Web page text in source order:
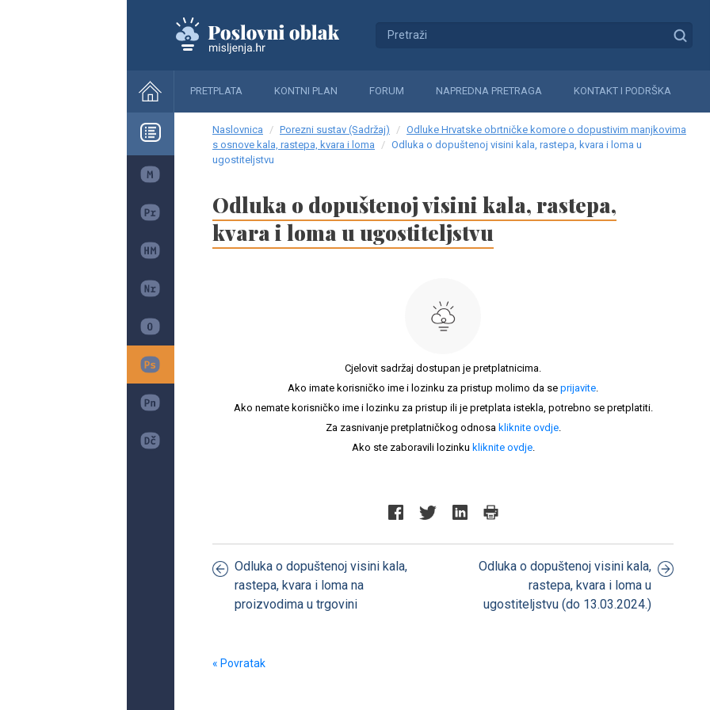
PRETPLATA KONTNI PLAN FORUM NAPREDNA PRETRAGA KONTAKT I PODRŠKA
Naslovnica Porezni sustav (Sadržaj)
Odluke Hrvatske obrtničke komore o dopustivim manjkovima
s osnove kala, rastepa, kvara i loma
Odluka o dopuštenoj visini kala, rastepa, kvara i loma u
ugostiteljstvu
Odluka o dopuštenoj visini kala, rastepa,
kvara i loma u ugostiteljstvu
Cjelovit sadržaj dostupan je pretplatnicima.
Ako imate korisničko ime i lozinku za pristup molimo da se prijavite.
Ako nemate korisničko ime i lozinku za pristup ili je pretplata istekla, potrebno se pretplatiti.
Za zasnivanje pretplatničkog odnosa kliknite ovdje.
Ako ste zaboravili lozinku kliknite ovdje.
Odluka o dopuštenoj visini kala,
rastepa, kvara i loma na
proizvodima u trgovini
Odluka o dopuštenoj visini kala,
rastepa, kvara i loma u
ugostiteljstvu (do 13.03.2024.)
« Povratak